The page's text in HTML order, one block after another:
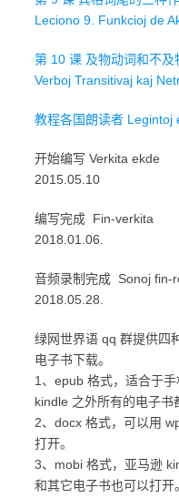
Leciono 9. Funkcioj de
第 10 课 及物动词和不及
Verboj Transitivaj kaj
教程各国朗读者 Legintoj
开始编写 Verkita ekde
2015.05.10
编写完成 Fin-verkita
2018.01.06.
音频录制完成 Sonoj fin-
2018.05.28.
绿网世界语 qq 群提供四
电子书下载。
1、epub 格式，适合于
kindle 之外所有的电子书
2、docx 格式，可以用
打开。
3、mobi 格式，亚马逊
和其它电子书也可以打开。